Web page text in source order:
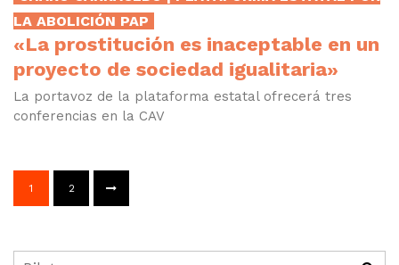
LA ABOLICIÓN PAP
«La prostitución es inaceptable en un
proyecto de sociedad igualitaria»
La portavoz de la plataforma estatal ofrecerá tres
conferencias en la CAV
1 2